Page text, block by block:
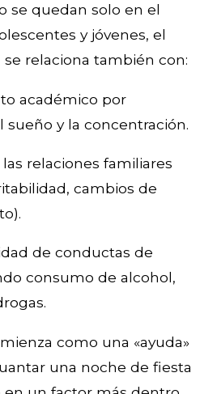
se quedan solo en el
y jóvenes, el
relaciona también con:
académico por
sueño y la concentración.
relaciones familiares
cambios de
de conductas de
consumo de alcohol,
como una «ayuda»
una noche de fiesta